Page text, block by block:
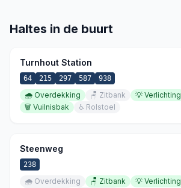
Haltes in de buurt
Turnhout Station
64 215 297 587 938
🌧️ Overdekking 🪑 Zitbank 💡 Verlichting
🗑️ Vuilnisbak ♿ Rolstoel
Steenweg
238
🌧️ Overdekking 🪑 Zitbank 💡 Verlichting